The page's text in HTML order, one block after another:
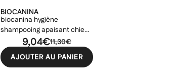
BIOCANINA
biocanina hygiène
shampooing apaisant chien
et chat 200ml 11,30€
9,04€
AJOUTER AU PANIER